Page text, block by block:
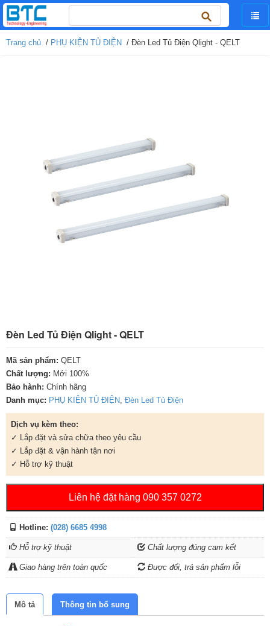
Tìm
kiếm
cho:
Trang chủ / PHỤ KIỆN TỦ ĐIỆN / Đèn Led Tủ Điện Qlight - QELT
Đèn Led Tủ Điện Qlight - QELT
Mã sản phẩm: QELT
Chất lượng: Mới 100%
Bảo hành: Chính hãng
Danh mục: PHỤ KIỆN TỦ ĐIỆN, Đèn Led Tủ Điện
Dịch vụ kèm theo:
✓ Lắp đặt và sửa chữa theo yêu cầu
✓ Lắp đặt & vận hành tận nơi
✓ Hỗ trợ kỹ thuật
Liên hệ đặt hàng 090 357 0272
Hotline: (028) 6685 4998
Hỗ trợ kỹ thuật Chất lượng đúng cam kết
Giao hàng trên toàn quốc Được đổi, trả sản phẩm lỗi
Mô tả Thông tin bổ sung